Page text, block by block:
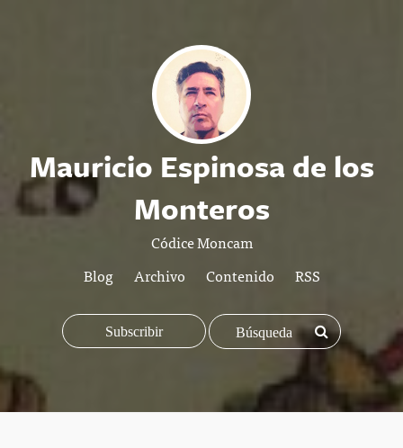
Mauricio Espinosa de los
Monteros
Códice Moncam
Blog
Archivo Contenido RSS
Subscribir